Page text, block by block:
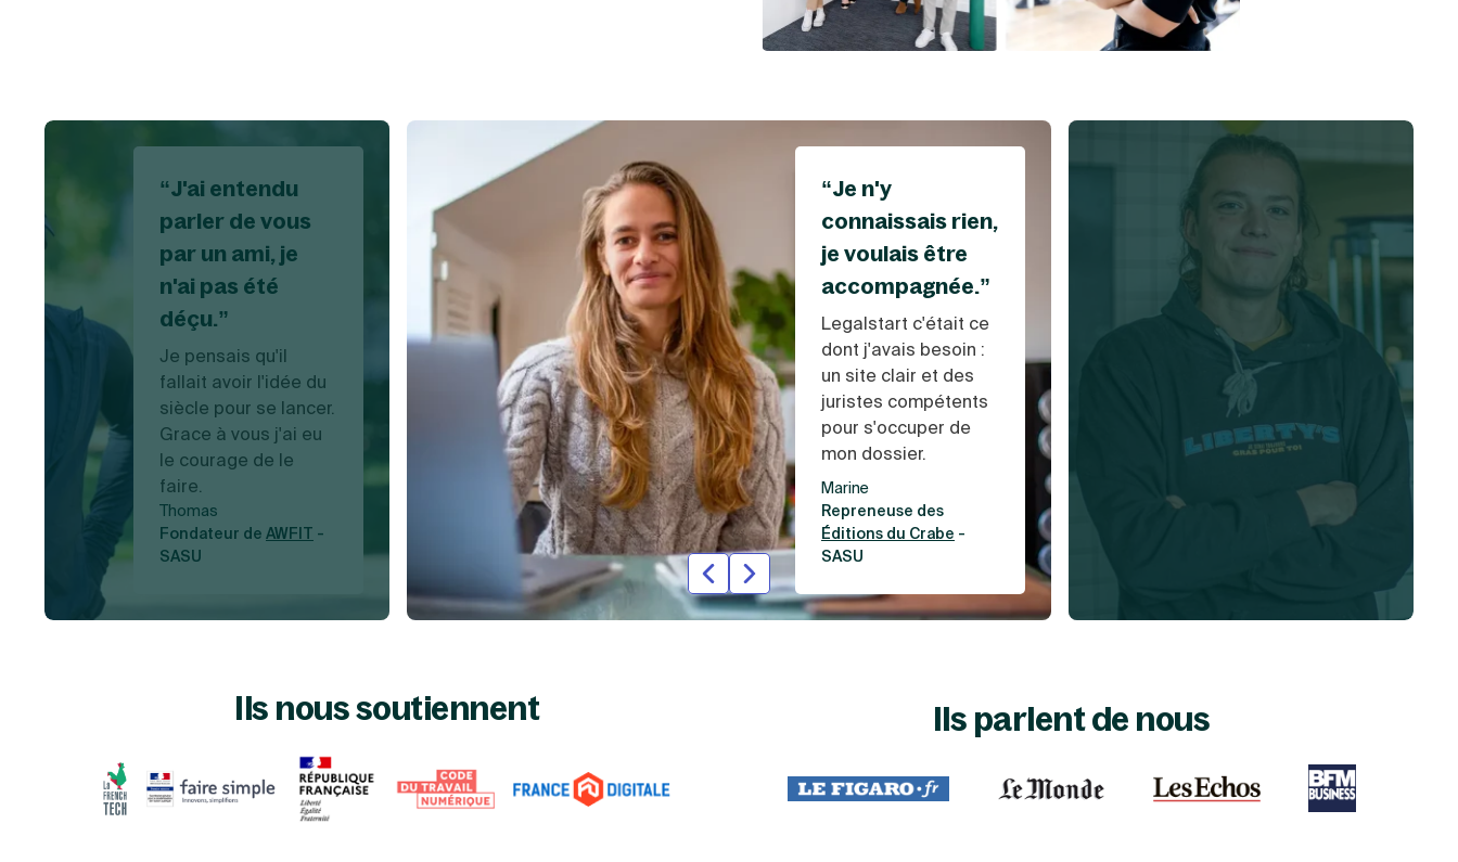
“J'ai entendu
parler de vous
par un ami, je
n'ai pas été
déçu.”
Je pensais qu'il
fallait avoir l'idée du
siècle pour se lancer.
Grace à vous j'ai eu
le courage de le
faire.
Thomas
Fondateur de AWFIT -
SASU
“Je n'y
connaissais rien,
je voulais être
accompagnée.”
Legalstart c'était ce
dont j'avais besoin :
un site clair et des
juristes compétents
pour s'occuper de
mon dossier.
Marine
Repreneuse des
Éditions du Crabe -
SASU
Slide précédente
Slide suivante
Ils nous soutiennent Ils parlent de nous